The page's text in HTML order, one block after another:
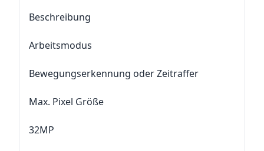
Beschreibung
Arbeitsmodus
Bewegungserkennung oder Zeitraffer
Max. Pixel Größe
32MP